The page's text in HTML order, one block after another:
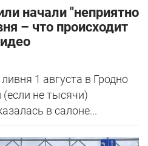
начали "неприятно
– что происходит
1 августа в Гродно
не тысячи)
в салоне...